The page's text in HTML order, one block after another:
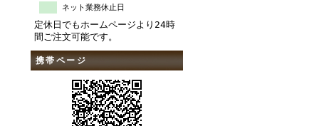
ネット業務休止日
定休日でもホームページより24時
間ご注文可能です。
携帯ページ